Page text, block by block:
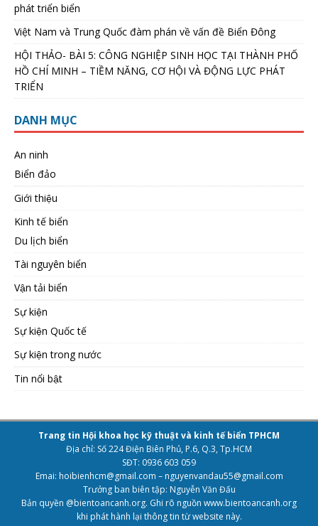
phát triển biển
Việt Nam và Trung Quốc đàm phán về vấn đề Biển Đông
HỘI THẢO- BÀI 5: CÔNG NGHIỆP SINH HỌC TẠI THÀNH PHỐ
HỒ CHÍ MINH – TIỀM NĂNG, CƠ HỘI VÀ ĐỘNG LỰC PHÁT
TRIỂN
DANH MỤC
An ninh
Biển đảo
Giới thiệu
Kinh tế biển
Du lịch biển
Tài nguyên biển
Vận tải biển
Sự kiện
Sự kiện Quốc tế
Sự kiện trong nước
Tin nổi bật
Trang tin Hội khoa học kỹ thuật và kinh tế biển TPHCM
Địa chỉ: Số 224 Điện Biên Phủ, P.6, Q.3, Tp.HCM
SĐT: 0936 603 059
Emai: hoibienhcm@gmail.com – nguyenvandau55@gmail.com
Trưởng ban biên tập: Nguyễn Văn Đấu
Bản quyền @bientoancanh.org. Ghi rõ nguồn www.bientoancanh.org
khi phát hành lại thông tin từ website này.